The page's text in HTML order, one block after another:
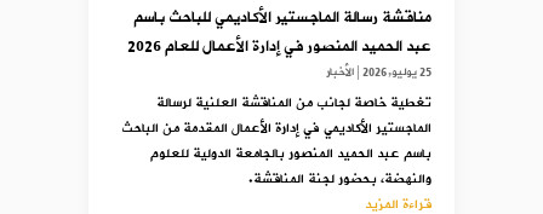
مناقشة رسالة الماجستير الأكاديمي للباحث باسم
عبد الحميد المنصور في إدارة الأعمال للعام 2026
25 يوليو,2026 |الأخبار
تغطية خاصة لجانب من المناقشة العلنية لرسالة
الماجستير الأكاديمي في إدارة الأعمال المقدمة من الباحث
باسم عبد الحميد المنصور بالجامعة الدولية للعلوم
والنهضة، بحضور لجنة المناقشة.
قراءة المزيد